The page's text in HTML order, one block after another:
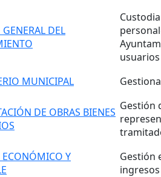
DEL
MUNICIPAL
DE OBRAS BIENES Gestión
ECONÓMICO Y
Gestión